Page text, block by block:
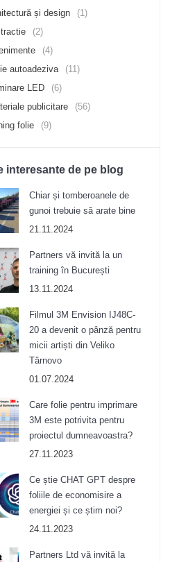
și design
(1)
(2)
(4)
autoadeziva
(11)
LED
(6)
publicitare
(56)
folie
(9)
interesante de pe blog
Chiar și tomberoanele de
gunoi trebuie să arate bine
21.11.2024
Partners vă invită la un
training în București
13.11.2024
Filmul 3M Envision IJ48C-
20 a devenit o pânză pentru
micii artiști din Veliko
Târnovo
01.07.2024
Care folie pentru imprimare
3M este potrivita pentru
proiectul dumneavoastra?
27.11.2023
Ce știe CHAT GPT despre
foliile de economisire a
energiei și ce știm noi?
24.11.2023
Partners Ltd vă invită la